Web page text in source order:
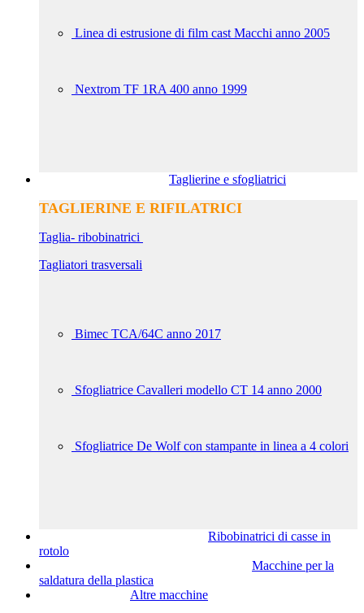
Linea di estrusione di film cast Macchi anno 2005
Nextrom TF 1RA 400 anno 1999
Taglierine e sfogliatrici
TAGLIERINE E RIFILATRICI
Taglia- ribobinatrici
Tagliatori trasversali
Bimec TCA/64C anno 2017
Sfogliatrice Cavalleri modello CT 14 anno 2000
Sfogliatrice De Wolf con stampante in linea a 4 colori
Ribobinatrici di casse in
rotolo
Macchine per la
saldatura della plastica
Altre macchine